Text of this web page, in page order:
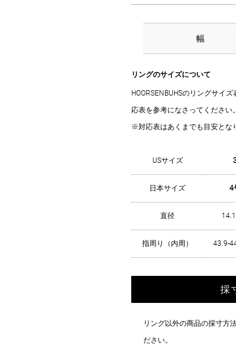
幅
リングのサイズについて
HOORSENBUHSのリングサイ
応表を参考になさってください
※対応表はあくまでも目安とな
USサイズ
日本サイズ 4
直径
指周り（内周） 43.9-
採
リング以外の商品の採寸方
ださい。